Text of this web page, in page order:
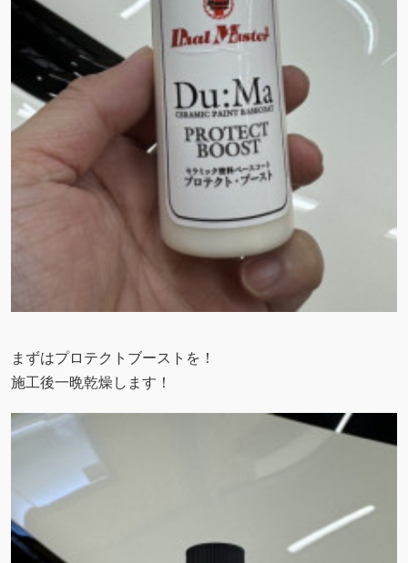
まずはプロテクトブーストを！
施工後一晩乾燥します！